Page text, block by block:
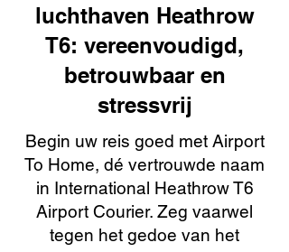
luchthaven Heathrow
T6: vereenvoudigd,
betrouwbaar en
stressvrij
Begin uw reis goed met Airport
To Home, dé vertrouwde naam
in International Heathrow T6
Airport Courier. Zeg vaarwel
tegen het gedoe van het